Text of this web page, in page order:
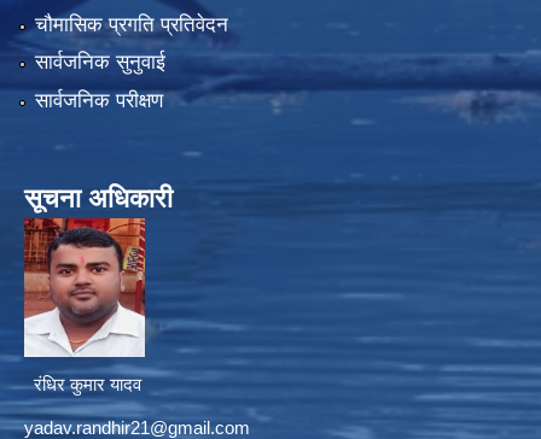
चौमासिक प्रगति प्रतिवेदन
सार्वजनिक सुनुवाई
सार्वजनिक परीक्षण
सूचना अधिकारी
रंधिर कुमार यादव
yadav.randhir21@gmail.com